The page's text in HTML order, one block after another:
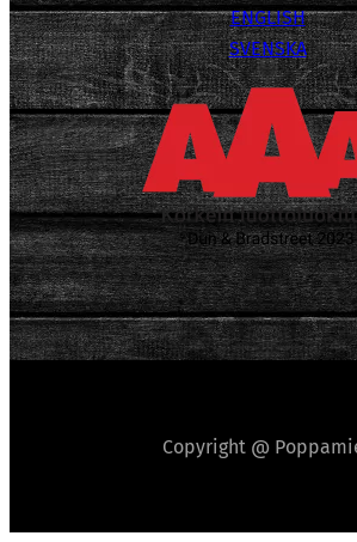
ENGLISH
SVENSKA
Copyright @